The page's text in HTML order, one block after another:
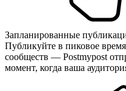
Запланированные
Публикуйте в пиковое
сообществ — Postmypost
момент, когда ваша